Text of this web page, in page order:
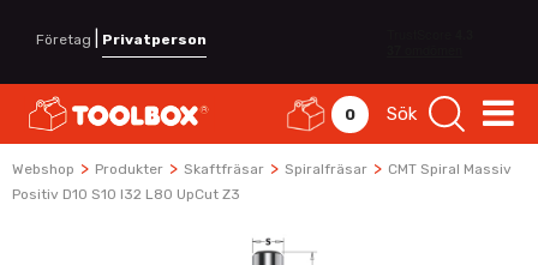
Företag Privatperson
0 Sök
Webshop > Produkter > Skaftfräsar > Spiralfräsar > CMT Spiral Massiv
Positiv D10 S10 I32 L80 UpCut Z3